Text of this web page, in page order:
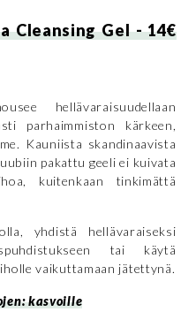
Cleansing Gel - 14€
hellävaraisuudellaan
parhaimmiston kärkeen,
Kauniista skandinaavista
pakattu geeli ei kuivata
kuitenkaan tinkimättä
yhdistä hellävaraiseksi
tai käytä
vaikuttamaan jätettynä.
kasvoille